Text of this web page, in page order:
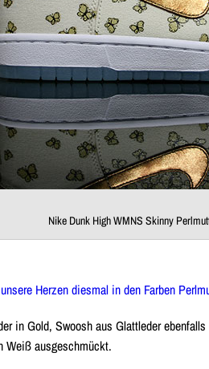
Nike Dunk High WMNS Skinny
Herzen diesmal in den Farben
in Gold, Swoosh aus Glattleder
Weiß ausgeschmückt.